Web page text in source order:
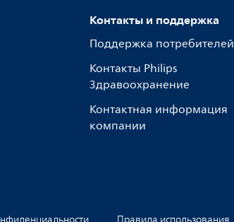
Контакты и поддержка
Поддержка потребителей
Контакты Philips
Здравоохранение
Контактная информация
компании